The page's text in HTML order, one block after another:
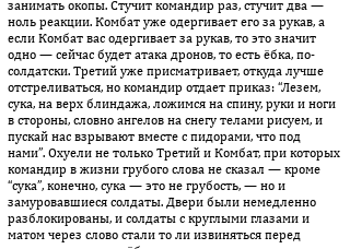
занимать окопы. Стучит командир раз, стучит два —
ноль реакции. Комбат уже одергивает его за рукав, а
если Комбат вас одергивает за рукав, то это значит
одно — сейчас будет атака дронов, то есть ёбка, по-
солдатски. Третий уже присматривает, откуда лучше
отстреливаться, но командир отдает приказ: “Лезем,
сука, на верх блиндажа, ложимся на спину, руки и ноги
в стороны, словно ангелов на снегу телами рисуем, и
пускай нас взрывают вместе с пидорами, что под
нами”. Охуели не только Третий и Комбат, при которых
командир в жизни грубого слова не сказал — кроме
“сука”, конечно, сука — это не грубость, — но и
замуровавшиеся солдаты. Двери были немедленно
разблокированы, и солдаты с круглыми глазами и
матом через слово стали то ли извиняться перед